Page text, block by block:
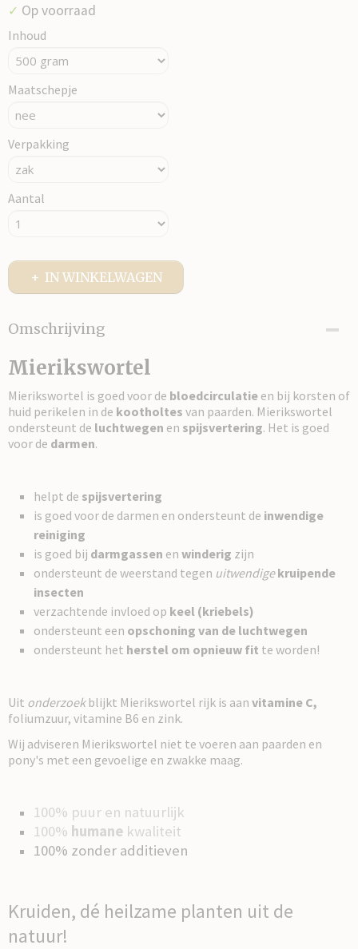
✓ Op voorraad
Inhoud
Maatschepje
Verpakking
Aantal
IN WINKELWAGEN
Omschrijving
Mierikswortel
Mierikswortel is goed voor de bloedcirculatie en bij korsten of
huid perikelen in de kootholtes van paarden. Mierikswortel
ondersteunt de luchtwegen en spijsvertering. Het is goed
voor de darmen.
helpt de spijsvertering
is goed voor de darmen en ondersteunt de inwendige
reiniging
is goed bij darmgassen en winderig zijn
ondersteunt de weerstand tegen uitwendigekruipende
insecten
verzachtende invloed op keel (kriebels)
ondersteunt een opschoning van de luchtwegen
ondersteunt het herstel om opnieuw fit te worden!
Uit onderzoekblijkt Mierikswortel rijk is aan vitamine C,
foliumzuur, vitamine B6 en zink.
Wij adviseren Mierikswortel niet te voeren aan paarden en
pony's met een gevoelige en zwakke maag.
100% puur en natuurlijk
100% humane kwaliteit
100% zonder additieven
Kruiden, dé heilzame planten uit de
natuur!